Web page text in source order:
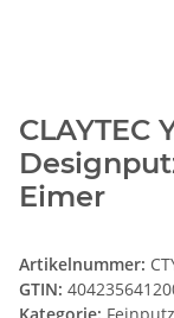
CLAYTEC
Eimer
Artikelnummer:
GTIN: